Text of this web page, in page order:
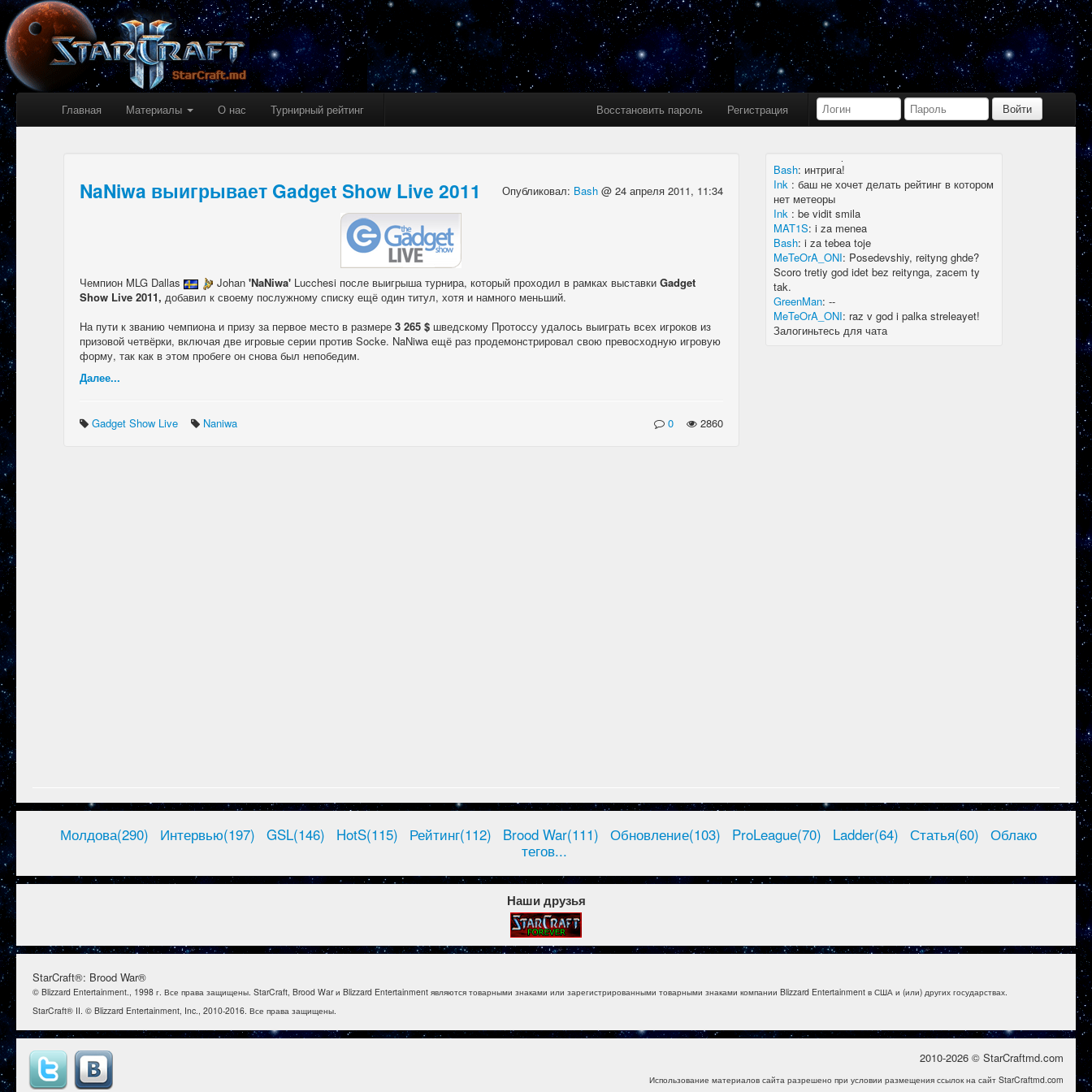
Главная Материалы О нас Турнирный рейтинг Восстановить пароль Регистрация
NaNiwa выигрывает Gadget Show Live 2011 Опубликовал: Bash @ 24 апреля 2011, 11:34
Чемпион MLG Dallas Johan 'NaNiwa'Lucchesi после выигрыша турнира, который проходил в рамках выставки Gadget
Show Live 2011, добавил к своему послужному списку ещё один титул, хотя и намного меньший.
На пути к званию чемпиона и призу за первое место в размере 3 265 $шведскому Протоссу удалось выиграть всех игроков из
призовой четвёрки, включая две игровые серии против Socke. NaNiwa ещё раз продемонстрировал свою превосходную игровую
форму, так как в этом пробеге он снова был непобедим.
Далее...
Gadget Show Live Naniwa 0 2860
Bash : limboid, заходил бы в Дискорд не
пропустил бы.
Ink
limboid, сейчас как бы всё сообщество
в дискорде, там всегда инфа самая
актуальная
k7.Gladiator : yoyo
Ink:yoyo
MAT1S
гладиатор = бв нагибатор?
Ink:на 20 лей игратор
Bash: интрига!
Ink :баш не хочет делать рейтинг в котором
нет метеоры
Ink :be vidit smila
MAT1S:i za menea
Bash:i za tebea toje
MeTeOrA_ONI: Posedevshiy, reityng ghde?
Scoro tretiy god idet bez reitynga, zacem ty
tak.
GreenMan:--
MeTeOrA_ONI: raz v god i palka streleayet!
Залогиньтесь для чата
Молдова(290) Интервью(197) GSL(146) HotS(115) Рейтинг(112) Brood War(111) Обновление(103) ProLeague(70) Ladder(64) Статья(60)
Облако
тегов...
Наши друзья
StarCraft®: Brood War®
© Blizzard Entertainment., 1998 г. Все права защищены. StarCraft, Brood War и Blizzard Entertainment являются товарными знаками или зарегистрированными товарными знаками компании Blizzard Entertainment в США и (или) других государствах.
StarCraft® II. © Blizzard Entertainment, Inc., 2010-2016. Все права защищены.
2010-2026 © StarCraftmd.com
Использование материалов сайта разрешено при условии размещения ссылок на сайт StarCraftmd.com